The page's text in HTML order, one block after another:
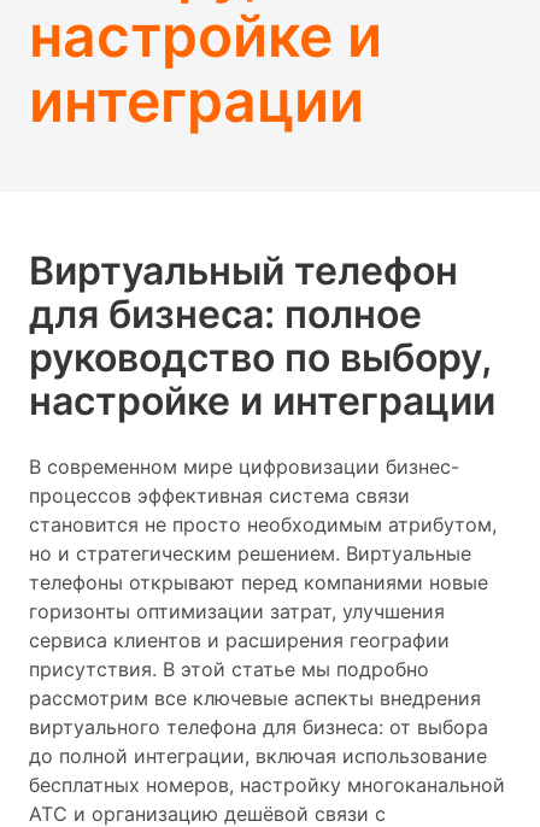
настройке и
интеграции
Виртуальный телефон
для бизнеса: полное
руководство по выбору,
настройке и интеграции
В современном мире цифровизации бизнес-
процессов эффективная система связи
становится не просто необходимым атрибутом,
но и стратегическим решением. Виртуальные
телефоны открывают перед компаниями новые
горизонты оптимизации затрат, улучшения
сервиса клиентов и расширения географии
присутствия. В этой статье мы подробно
рассмотрим все ключевые аспекты внедрения
виртуального телефона для бизнеса: от выбора
до полной интеграции, включая использование
бесплатных номеров, настройку многоканальной
АТС и организацию дешёвой связи с